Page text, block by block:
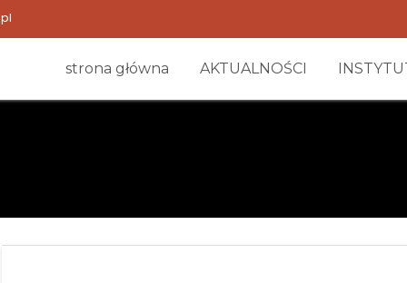
strona główna AKTUALNOŚCI